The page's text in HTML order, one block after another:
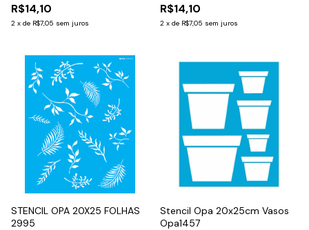
R$14,10
2 x de R$7,05 sem juros
R$14,10
2 x de R$7,05 sem juros
STENCIL OPA 20X25 FOLHAS
2995
Stencil Opa 20x25cm Vasos
Opa1457